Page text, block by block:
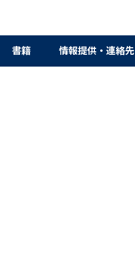
書籍 情報提供・連絡先